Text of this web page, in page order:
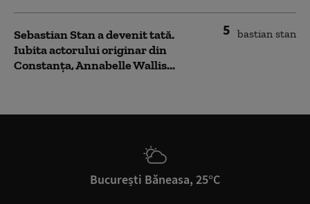
5
Sebastian Stan a devenit tată.
Iubita actorului originar din
Constanța, Annabelle Wallis...
București Băneasa, 25°C